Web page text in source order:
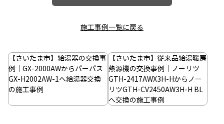
施工事例一覧に戻る
稿
ナ
ビ
ゲ
【さいたま市】給湯器の交換事
例｜GX-2000AWからパーパス
GX-H2002AW-1へ給湯器交換
の施工事例
【さいたま市】従来品給湯暖房
熱源機の交換事例｜ノーリツ
GTH-2417AWX3H-Hからノー
リツGTH-CV2450AW3H-H BL
へ交換の施工事例